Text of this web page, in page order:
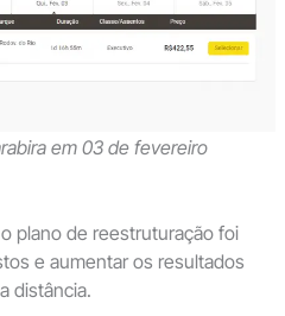
em 03 de fevereiro
plano de reestruturação foi
e aumentar os resultados
distância.